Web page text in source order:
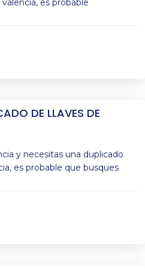
es probable
DE LLAVES DE
y necesitas una duplicado
es probable que busques